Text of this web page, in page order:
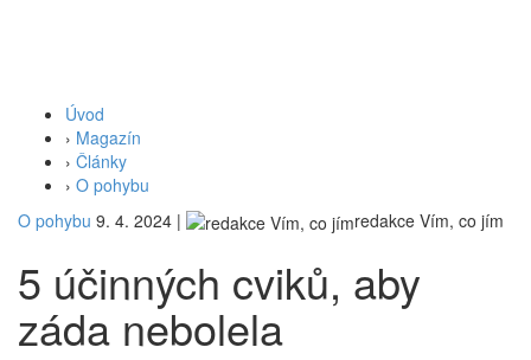
Úvod
› Magazín
› Články
› O pohybu
O pohybu 9. 4. 2024 | redakce Vím, co jím
5 účinných cviků, aby
záda nebolela